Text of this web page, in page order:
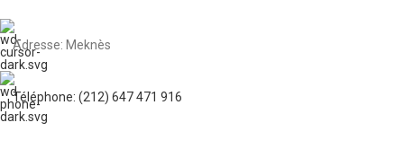
Adresse: Meknès
Téléphone: (212) 647 471 916